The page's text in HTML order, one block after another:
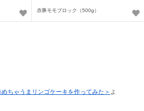
赤豚モモブロック（500g）
めちゃうまリンゴケーキを作ってみた＞ よ